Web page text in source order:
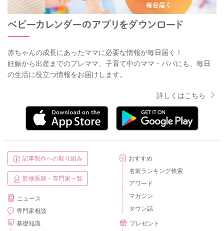
赤ちゃんの成長にあったママに必要な情報が毎日届く！
妊娠から出産までのプレママ、子育て中のママ・パパにも、毎日
の生活に役立つ情報をお届けします。
詳しくはこちら
記事制作への取り組み
監修医師・専門家一覧
ニュース
専門家相談
基礎知識
おすすめ
名前ランキング検索
アワード
マガジン
タウン誌
プレゼント